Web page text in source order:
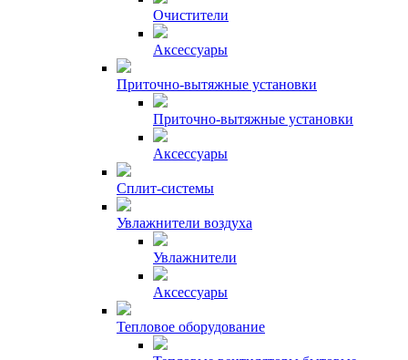
Очистители
Аксессуары
Приточно-вытяжные установки
Приточно-вытяжные установки
Аксессуары
Сплит-системы
Увлажнители воздуха
Увлажнители
Аксессуары
Тепловое оборудование